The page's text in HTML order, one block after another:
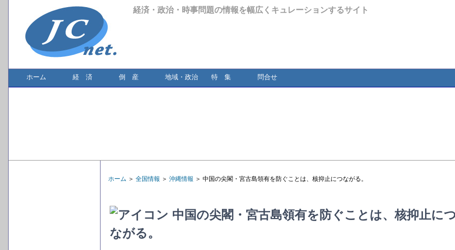
経済・政治・時事問題の情報を幅広くキュレーションするサイト
ホーム 経 済 倒 産 地域・政治 特 集 問合せ
ホーム ＞ 全国情報 ＞ 沖縄情報 ＞ 中国の尖閣・宮古島領有を防ぐことは、核抑止につながる。
中国の尖閣・宮古島領有を防ぐことは、核抑止に
ながる。